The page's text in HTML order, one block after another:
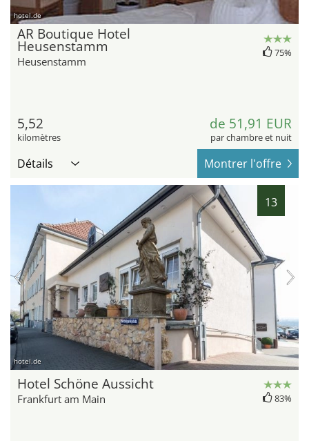
hotel.de
AR Boutique Hotel
Heusenstamm
Heusenstamm
75%
5,52
kilomètres
de 51,91 EUR
par chambre et nuit
Détails Montrer l'offre
13
hotel.de
Hotel Schöne Aussicht
Frankfurt am Main 83%